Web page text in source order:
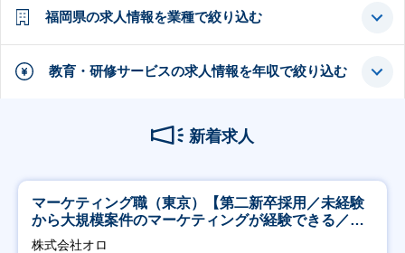
福岡県の求人情報を業種で絞り込む
教育・研修サービスの求人情報を年収で絞り込む
新着求人
マーケティング職（東京）【第二新卒採用／未経験
から大規模案件のマーケティングが経験できる／研
修充実】
株式会社オロ